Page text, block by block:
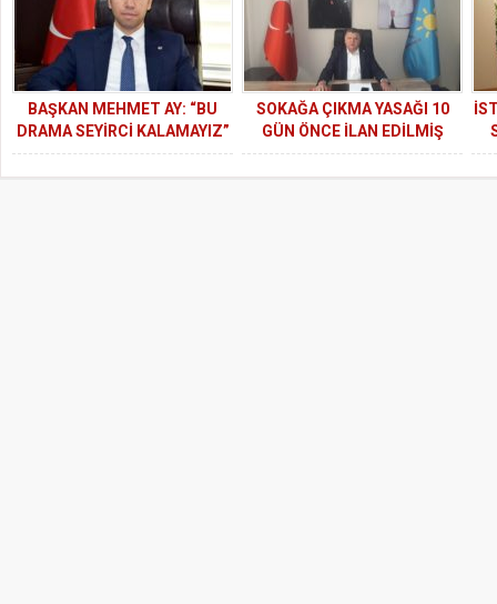
BAŞKAN MEHMET AY: “BU
DRAMA SEYİRCİ KALAMAYIZ”
SOKAĞA ÇIKMA YASAĞI 10
GÜN ÖNCE İLAN EDİLMİŞ
OLMALIYDI